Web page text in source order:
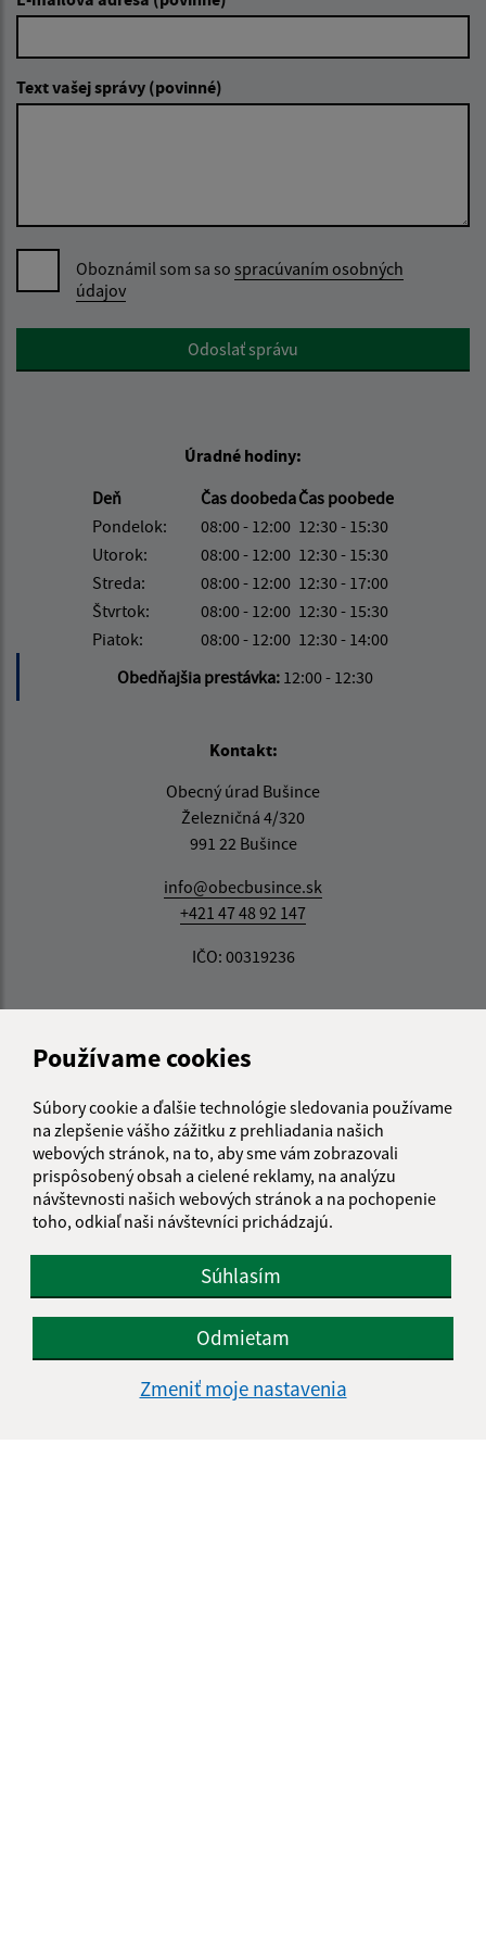
Používame cookies
Súbory cookie a ďalšie technológie sledovania používame
na zlepšenie vášho zážitku z prehliadania našich
webových stránok, na to, aby sme vám zobrazovali
prispôsobený obsah a cielené reklamy, na analýzu
návštevnosti našich webových stránok a na pochopenie
toho, odkiaľ naši návštevníci prichádzajú.
Súhlasím
Odmietam
Zmeniť moje nastavenia
Text vašej správy (povinné)
Oboznámil som sa so spracúvaním osobných
údajov
Google reCaptcha ResponseOdoslať správu
Úradné hodiny:
Deň
Čas doobedaČas poobede
Pondelok:
08:00 - 12:00 12:30 - 15:30
Utorok:
08:00 - 12:00 12:30 - 15:30
Streda:
08:00 - 12:00 12:30 - 17:00
Štvrtok:
08:00 - 12:00 12:30 - 15:30
Piatok:
08:00 - 12:00 12:30 - 14:00
Obedňajšia prestávka: 12:00 - 12:30
Kontakt:
Obecný úrad Bušince
Železničná 4/320
991 22 Bušince
info@obecbusince.sk
+421 47 48 92 147
IČO: 00319236
Informácie o stránke:
Vyhlásenie o prístupnosti